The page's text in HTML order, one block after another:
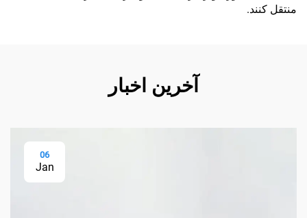
منتقل کنند.
آخرین اخبار
06
Jan